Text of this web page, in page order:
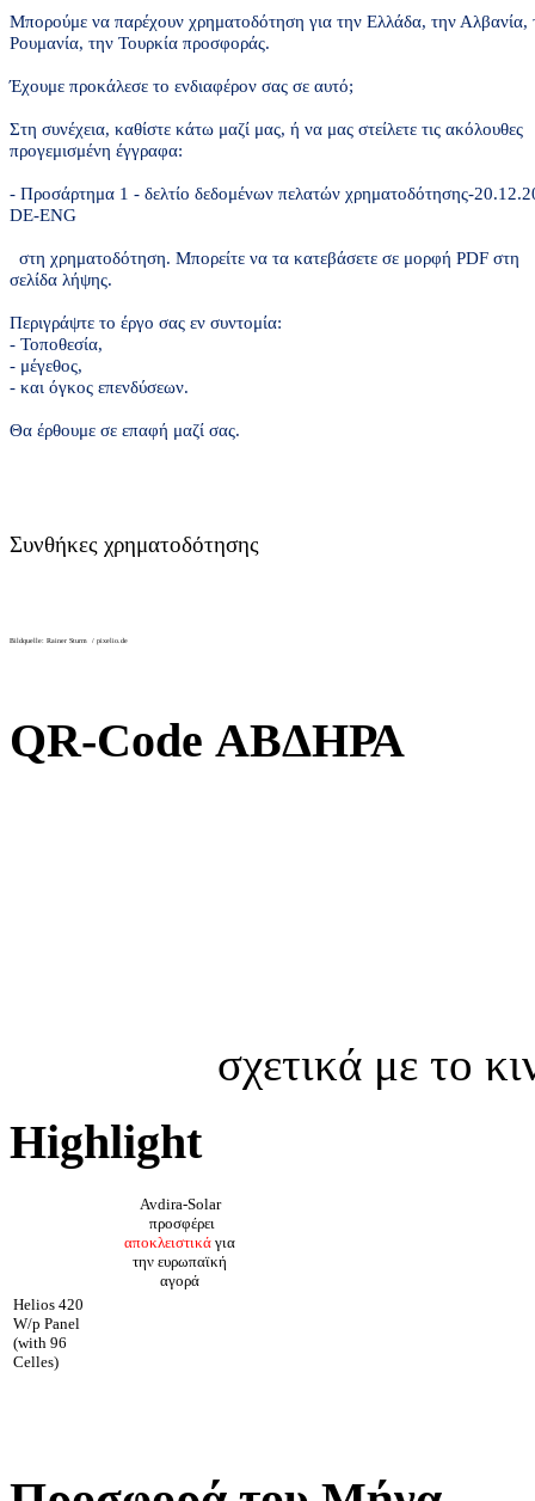
Μπορούμε να παρέχουν χρηματοδότηση για την Ελλάδα, την Αλβανία,
Ρουμανία, την Τουρκία προσφοράς.
Έχουμε προκάλεσε το ενδιαφέρον σας σε αυτό;
Στη συνέχεια, καθίστε κάτω μαζί μας, ή να μας στείλετε τις ακόλουθες
προγεμισμένη έγγραφα:
- Προσάρτημα 1 - δελτίο δεδομένων πελατών χρηματοδότησης-
DE-ENG
στη χρηματοδότηση. Μπορείτε να τα κατεβάσετε σε μορφή PDF στη
σελίδα λήψης.
Περιγράψτε το έργο σας εν συντομία:
- Τοποθεσία,
- μέγεθος,
- και όγκος επενδύσεων.
Θα έρθουμε σε επαφή μαζί σας.
Συνθήκες χρηματοδότησης
Bildquelle: Rainer Sturm / pixelio.de
QR-Code ΑΒΔΗΡΑ
σχετικά με το
Highlight
Avdira-Solar
προσφέρει
αποκλειστικά για
την ευρωπαϊκή
αγορά
Helios 420
W/p Panel
(with 96
Celles)